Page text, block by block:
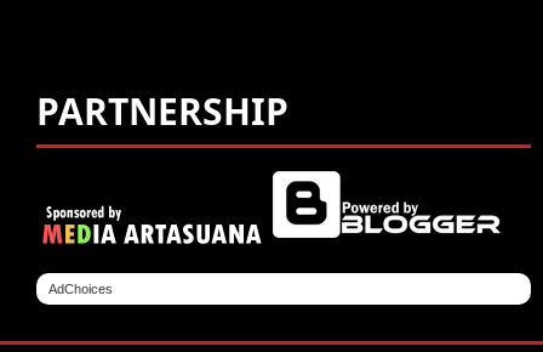
PARTNERSHIP
AdChoices